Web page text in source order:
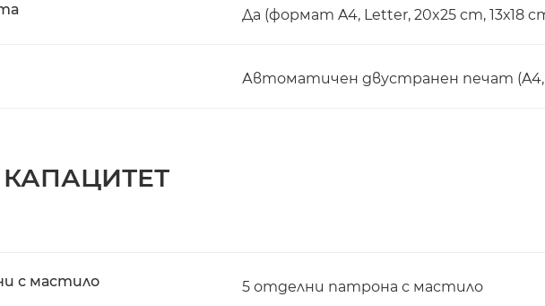
Да (формат A4, Letter, 20x25 cm, 13х18
Автоматичен двустранен печат (A4,
с мастило 5 отделни патрона с мастило